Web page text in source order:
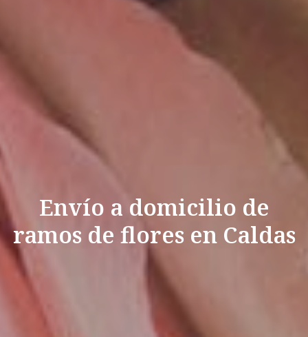
Envío a domicilio de
ramos de flores en Caldas